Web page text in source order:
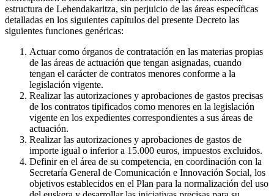
estructura de Lehendakaritza, sin perjuicio de las áreas específicas
detalladas en los siguientes capítulos del presente Decreto las
siguientes funciones genéricas:
Actuar como órganos de contratación en las materias propias
de las áreas de actuación que tengan asignadas, cuando
tengan el carácter de contratos menores conforme a la
legislación vigente.
Realizar las autorizaciones y aprobaciones de gastos precisas
de los contratos tipificados como menores en la legislación
vigente en los expedientes correspondientes a sus áreas de
actuación.
Realizar las autorizaciones y aprobaciones de gastos de
importe igual o inferior a 15.000 euros, impuestos excluidos.
Definir en el área de su competencia, en coordinación con la
Secretaría General de Comunicación e Innovación Social, los
objetivos establecidos en el Plan para la normalización del uso